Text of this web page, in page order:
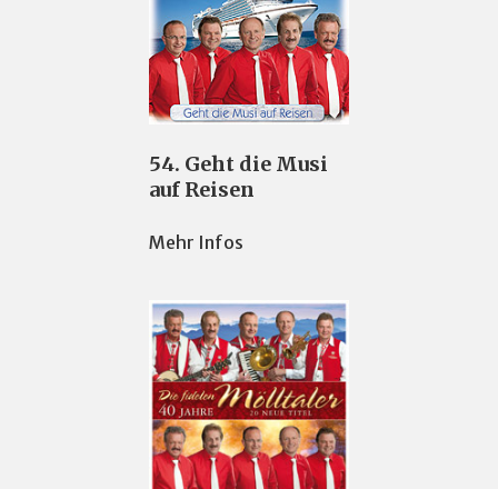
54. Geht die Musi
auf Reisen
Mehr Infos